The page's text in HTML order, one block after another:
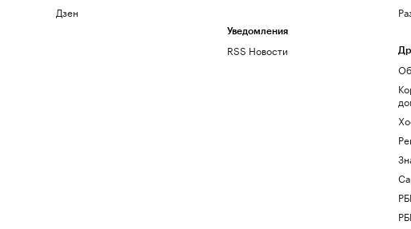
Дзен
Уведомления
RSS Новости